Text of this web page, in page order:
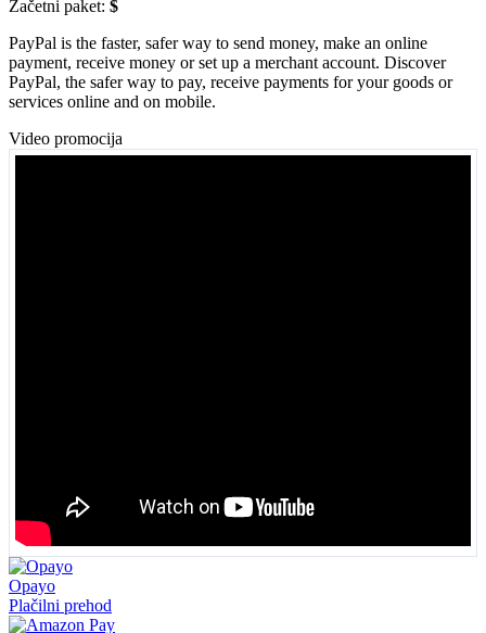
Začetni paket: $
PayPal is the faster, safer way to send money, make an online
payment, receive money or set up a merchant account. Discover
PayPal, the safer way to pay, receive payments for your goods or
services online and on mobile.
Video promocija
Opayo
Plačilni prehod